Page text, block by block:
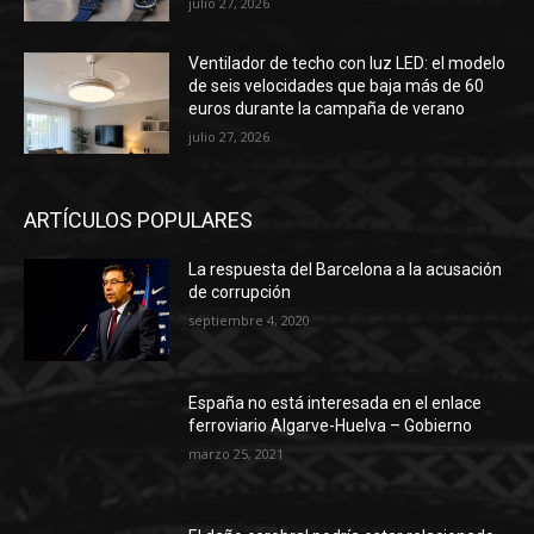
Ventilador de techo con luz LED: el modelo
de seis velocidades que baja más de 60
euros durante la campaña de verano
julio 27, 2026
ARTÍCULOS POPULARES
La respuesta del Barcelona a la acusación
de corrupción
septiembre 4, 2020
España no está interesada en el enlace
ferroviario Algarve-Huelva – Gobierno
marzo 25, 2021